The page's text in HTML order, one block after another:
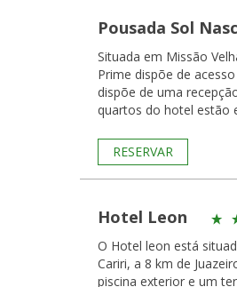
Pousada Sol
Situada em Missão
Prime dispõe de
dispõe de uma recepção
quartos do hotel estão
RESERVAR
Hotel Leon
O Hotel leon está
Cariri, a 8 km de
piscina exterior e um